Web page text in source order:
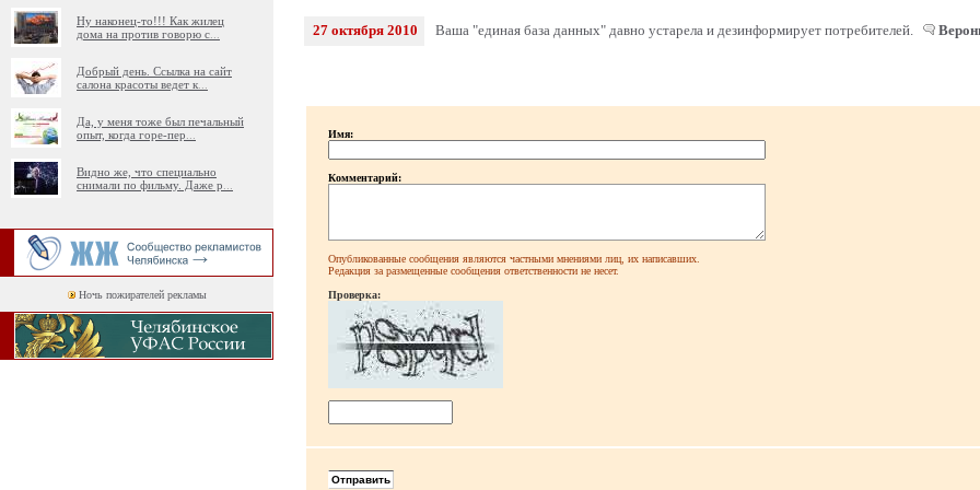
Ну наконец-то!!! Как жилец
дома на против говорю с
Добрый день. Ссылка на сайт
салона красоты ведет к
Да, у меня тоже был печальный
опыт, когда горе-пер
Видно же, что специально
снимали по фильму. Даже р
Ночь пожирателей рекламы
27 октября 2010 Ваша "единая база данных" давно устарела и дезинформирует потребителей.
Имя:
Комментарий:
Опубликованные сообщения являются частными мнениями лиц, их написавших.
Редакция за размещенные сообщения ответственности не несет.
Проверка: